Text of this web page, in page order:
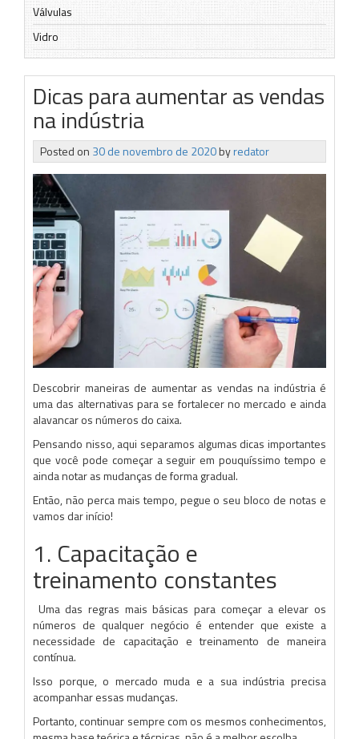
Válvulas
Vidro
Dicas para aumentar as vendas
na indústria
Posted on 30 de novembro de 2020byredator
Descobrir maneiras de aumentar as vendas na indústria é
uma das alternativas para se fortalecer no mercado e ainda
alavancar os números do caixa.
Pensando nisso, aqui separamos algumas dicas importantes
que você pode começar a seguir em pouquíssimo tempo e
ainda notar as mudanças de forma gradual.
Então, não perca mais tempo, pegue o seu bloco de notas e
vamos dar início!
1. Capacitação e
treinamento constantes
Uma das regras mais básicas para começar a elevar os
números de qualquer negócio é entender que existe a
necessidade de capacitação e treinamento de maneira
contínua.
Isso porque, o mercado muda e a sua indústria precisa
acompanhar essas mudanças.
Portanto, continuar sempre com os mesmos conhecimentos,